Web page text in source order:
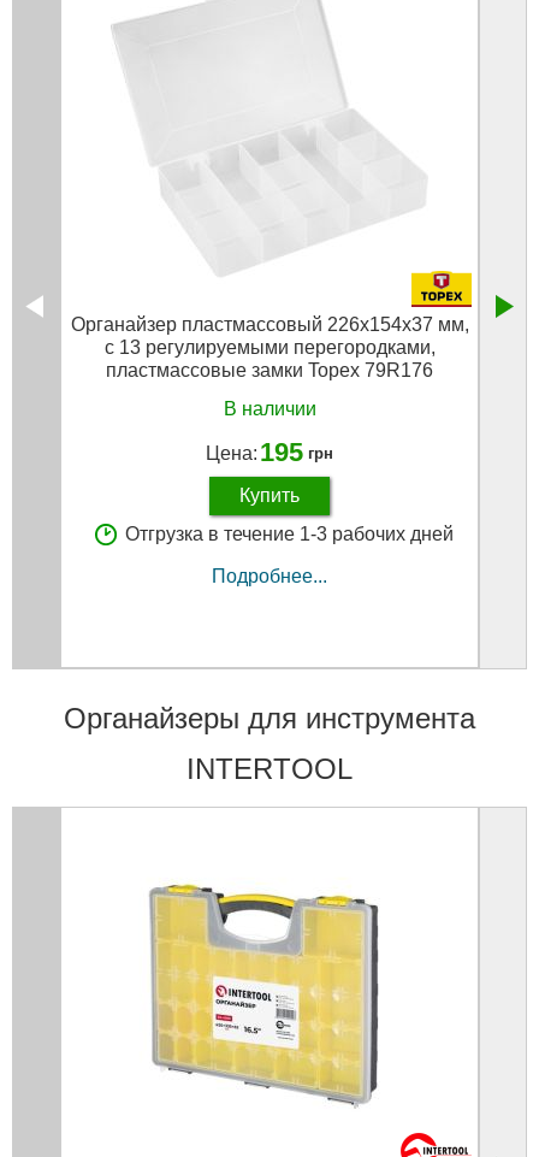
Органайзер пластмассовый 226x154x37 мм,
c 13 регулируемыми перегородками,
пластмассовые замки Topex 79R176
В наличии
Цена: 195 грн
Купить
Отгрузка в течение 1-3 рабочих дней
Подробнее...
Органайзеры для инструмента
INTERTOOL